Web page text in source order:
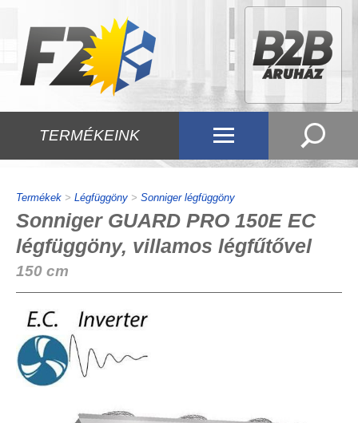
TERMÉKEINK
Termékek > Légfüggöny > Sonniger légfüggöny
Sonniger GUARD PRO 150E EC
légfüggöny, villamos légfűtővel
150 cm